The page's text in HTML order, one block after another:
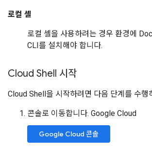
로컬 셸
로컬 셸을 사용하려는 경우 환경에
CLI를 설치해야 합니다.
Cloud Shell 시작
Cloud Shell을 시작하려면 다음 단계를 수행
콘솔로 이동합니다. Google Cloud
Google Cloud 콘솔